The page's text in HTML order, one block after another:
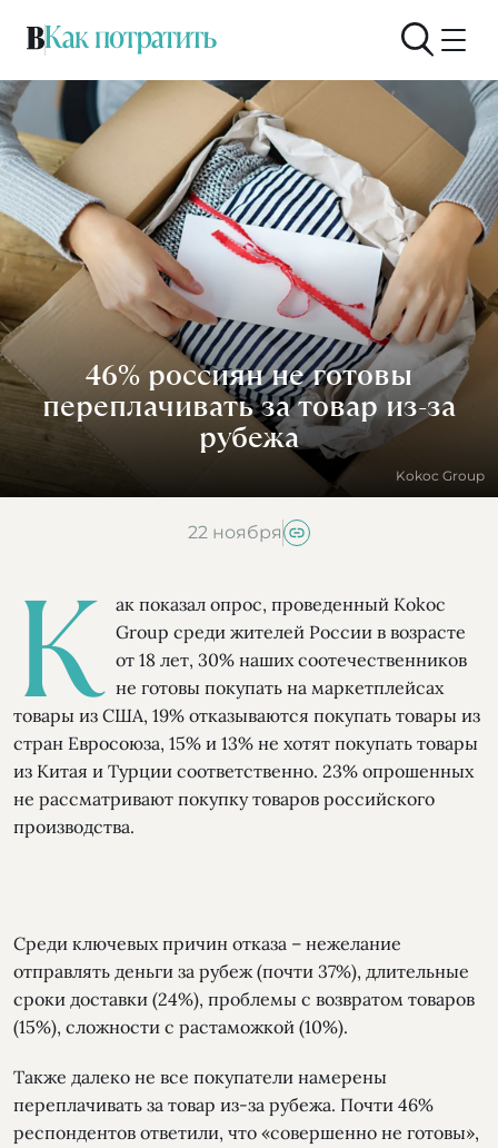
46% россиян не готовы
переплачивать за товар из-за
рубежа
Kokoc Group
22 ноября
К ак показал опрос, проведенный Kokoc
Group среди жителей России в возрасте
от 18 лет, 30% наших соотечественников
не готовы покупать на маркетплейсах
товары из США, 19% отказываются покупать товары из
стран Евросоюза, 15% и 13% не хотят покупать товары
из Китая и Турции соответственно. 23% опрошенных
не рассматривают покупку товаров российского
производства.
Среди ключевых причин отказа – нежелание
отправлять деньги за рубеж (почти 37%), длительные
сроки доставки (24%), проблемы с возвратом товаров
(15%), сложности с растаможкой (10%).
Также далеко не все покупатели намерены
переплачивать за товар из-за рубежа. Почти 46%
респондентов ответили, что «совершенно не готовы»,